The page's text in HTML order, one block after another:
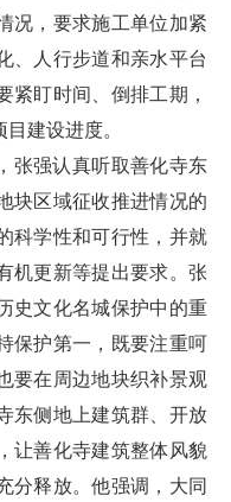
况，要求施工单位加紧
、人行步道和亲水平台
紧盯时间、倒排工期，
建设进度。
张强认真听取善化寺东
块区域征收推进情况的
科学性和可行性，并就
机更新等提出要求。张
史文化名城保护中的重
保护第一，既要注重呵
要在周边地块织补景观
东侧地上建筑群、开放
让善化寺建筑整体风貌
分释放。他强调，大同